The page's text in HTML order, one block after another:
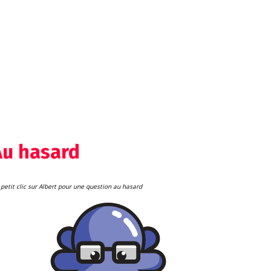
hasard
petit clic sur Albert pour une question au hasard